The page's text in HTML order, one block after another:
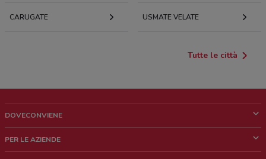
CARUGATE USMATE VELATE
Tutte le città
DOVECONVIENE
Chi siamo
PER LE AZIENDE